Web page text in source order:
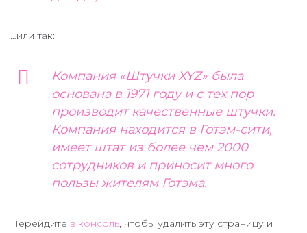
…или так:
Компания «Штучки XYZ» была
основана в 1971 году и с тех пор
производит качественные штучки.
Компания находится в Готэм-сити,
имеет штат из более чем 2000
сотрудников и приносит много
пользы жителям Готэма.
Перейдите в консоль, чтобы удалить эту страницу и